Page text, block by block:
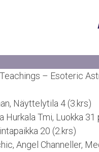
– Esoteric
Näyttelytila 4 (3.krs)
Hurkala Tmi, Luokka 31
20 (2.krs)
Angel Channeller,